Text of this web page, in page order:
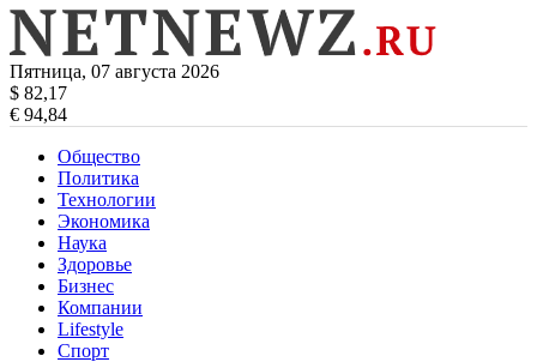
Пятница, 07 августа 2026
$ 82,17
€ 94,84
Общество
Политика
Технологии
Экономика
Наука
Здоровье
Бизнес
Компании
Lifestyle
Спорт